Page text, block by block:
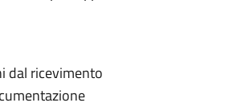
dal ricevimento